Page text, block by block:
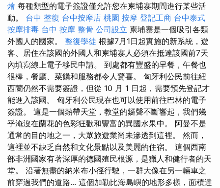
燴 每種類型的電子簽證僅允許您在柬埔寨期間進行某些活
動。 台中 整復 台中按摩店 桃園 按摩 登記工商 台中泰式
按摩排毒 台中 按摩 整骨 公司設立 柬埔寨是一個吸引各類
外國人的國家。 整復學徒 根據7月1日起實施的新系統，遊
客、居住在該國的外國人和柬埔寨人必須在抵達該國前7天
內填寫線上電子移民申請。 到處都有豐盛的早餐，午餐也
很棒，餐廳、菜餚和服務都令人驚喜。 匈牙利公民前往紐
西蘭仍然不需要簽證，但從 10 月 1 日起，需要預先登記才
能進入該國。 匈牙利公民現在也可以使用前往巴林的電子
簽證。 這是一個熱帶天堂，教堂的鑼聲不斷響起，我們幾
乎淹沒在蘭花的色彩狂歡和豐富的異國水果中。 阿曼不是
通常的目的地之一，大眾旅遊業尚未滲透到這裡。 然而，
這裡並不缺乏自然和文化景點以及美麗的住宿。 這個西南
部非洲國家有著深厚的德國殖民根源，是獵人和健行者的天
堂。 沿著無盡的納米布小徑行駛，一群大像在另一輛車之
前穿過我們的道路... 這個加勒比海島嶼的地形多樣，面積達